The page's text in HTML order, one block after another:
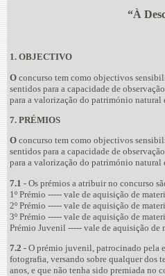
“À
1. OBJECTIVO
O concurso tem como objectivos
sentidos para a capacidade de
para a valorização do património natural
7. PRÉMIOS
O concurso tem como objectivos
sentidos para a capacidade de
para a valorização do património natural
7.1 - Os prémios a atribuir no concurso
1º Prémio ----- vale de aquisição de
2º Prémio ----- vale de aquisição de
3º Prémio ----- vale de aquisição de
Prémio Juvenil ----- vale de aquisição
7.2 - O prémio juvenil, patrocinado pela
fotografia, versando sobre qualquer dos
anos, e que não tenha sido premiada no